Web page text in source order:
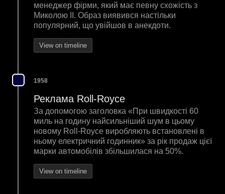
менеджер фірми, який має певну схожість з
Миколою II. Образ виявився настільки
популярний, що увійшов в анекдоти.
View on timeline
1958
Реклама Roll-Royce
За допомогою заголовка «При швидкості 60
миль на годину найсильніший шум в цьому
новому Roll-Royce виробляють встановлені в
ньому електричний годинник» за рік продаж цієї
марки автомобілів збільшилася на 50%.
View on timeline